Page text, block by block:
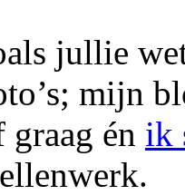
jullie
mijn
én ik